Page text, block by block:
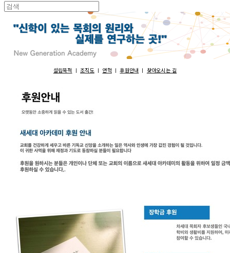
설립목적 ㅣ 조직도 ㅣ 연혁 ㅣ후원안내 ㅣ 찾아오시는 길